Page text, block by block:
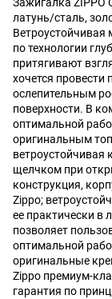
латунь/сталь,
Ветроустойчивая
по технологии
притягивают
хочется
ослепительным
поверхности. В
оптимальной
оригинальным
ветроустойчивая
щелчком при
конструкция,
Zippo;
ее практически в
позволяет
оптимальной
оригинальные
Zippo премиум-
гарантия по